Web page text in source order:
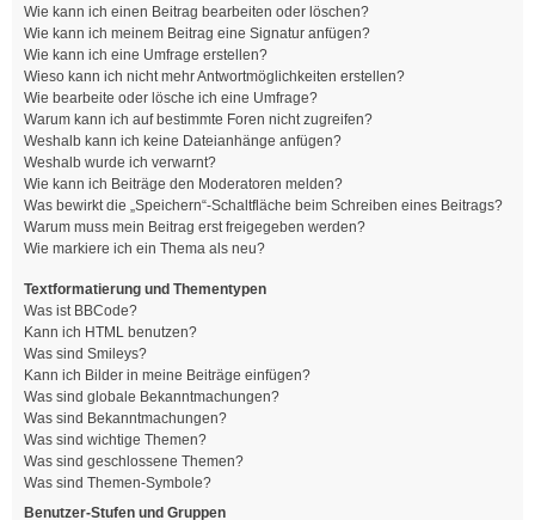
Wie kann ich einen Beitrag bearbeiten oder löschen?
Wie kann ich meinem Beitrag eine Signatur anfügen?
Wie kann ich eine Umfrage erstellen?
Wieso kann ich nicht mehr Antwortmöglichkeiten erstellen?
Wie bearbeite oder lösche ich eine Umfrage?
Warum kann ich auf bestimmte Foren nicht zugreifen?
Weshalb kann ich keine Dateianhänge anfügen?
Weshalb wurde ich verwarnt?
Wie kann ich Beiträge den Moderatoren melden?
Was bewirkt die „Speichern“-Schaltfläche beim Schreiben eines Beitrags?
Warum muss mein Beitrag erst freigegeben werden?
Wie markiere ich ein Thema als neu?
Textformatierung und Thementypen
Was ist BBCode?
Kann ich HTML benutzen?
Was sind Smileys?
Kann ich Bilder in meine Beiträge einfügen?
Was sind globale Bekanntmachungen?
Was sind Bekanntmachungen?
Was sind wichtige Themen?
Was sind geschlossene Themen?
Was sind Themen-Symbole?
Benutzer-Stufen und Gruppen